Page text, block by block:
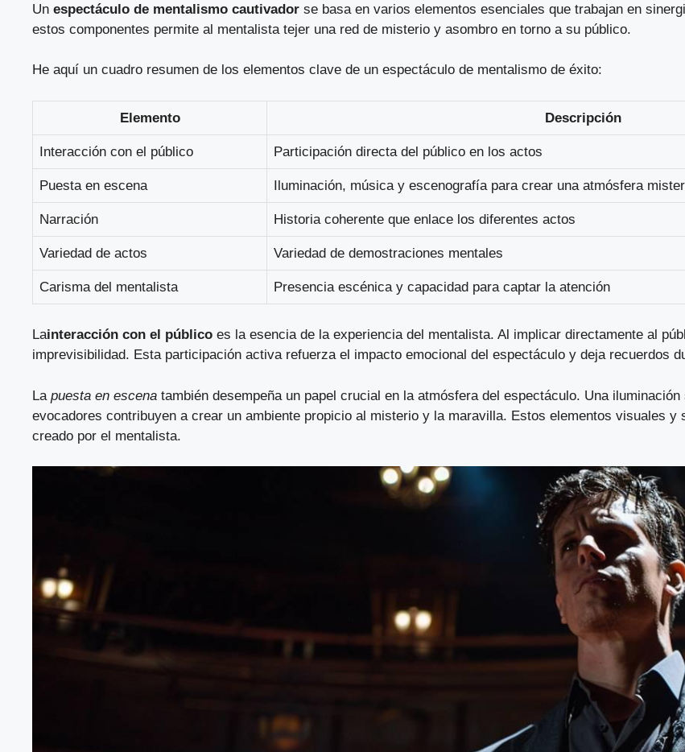
Un espectáculo de mentalismo cautivador se basa en varios elementos esenciales que trabajan en
estos componentes permite al mentalista tejer una red de misterio y asombro en torno a su público.
He aquí un cuadro resumen de los elementos clave de un espectáculo de mentalismo de éxito:
Elemento Descripción
Interacción con el público Participación directa del público en los actos
Puesta en escena Iluminación, música y escenografía para crear una atmósfera
Narración Historia coherente que enlace los diferentes actos
Variedad de actos Variedad de demostraciones mentales
Carisma del mentalista Presencia escénica y capacidad para captar la atención
Lainteracción con el público es la esencia de la experiencia del mentalista. Al implicar directamente al
imprevisibilidad. Esta participación activa refuerza el impacto emocional del espectáculo y deja recuerdos
La puesta en escena también desempeña un papel crucial en la atmósfera del espectáculo. Una
evocadores contribuyen a crear un ambiente propicio al misterio y la maravilla. Estos elementos visuales y
creado por el mentalista.